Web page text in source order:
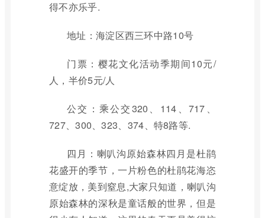
得不亦乐乎.
地址：海淀区西三环中路10号
门票：樱花文化活动季期间10元/
人，半价5元/人
公交：乘公交320、114、717、
727、300、323、374、特8路等.
四月：喇叭沟原始森林四月是杜鹃
花盛开的季节，一片粉色的杜鹃花海恣
意绽放，美到窒息,大家只知道，喇叭沟
原始森林的深秋是童话般的世界，但是